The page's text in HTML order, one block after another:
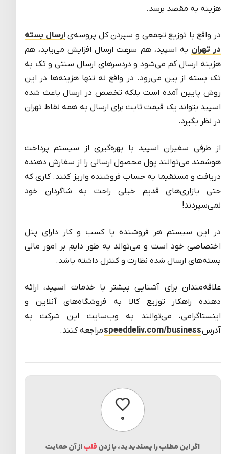
هزینه به مقصد برسد.
در واقع با توزیع تجمعی و سپردن کل پروسه‌یارسال بسته
در تهران به اسپید، هم سرعت ارسال افزایش می‌یابد، هم
هزینه ارسال کم می‌شود و دردسرهای ارسال سنتی و تک به
تک بسته از بین می‌رود. در واقع نه تنها هزینه‌ها در این
روش پایین آمده است بلکه تخصص در ارسال باعث شده
اسپید بتواند یک قیمت ثابت برای ارسال به همه نقاط تهران
در نظر بگیرد.
از طرفی سفیران اسپید با بهره‌گیری از سیستم پرداخت
هوشمند می‌توانند پول محصول ارسالی را از سفارش دهنده
دریافت و مستقیما به حساب فروشنده واریز کنند. کاری که
حتی بازاری‌های قدیم خیلی راحت به شاگردان خود
نمی‌سپردند!
در این سیستم هر فروشنده یا کسب و کار دارای پنل
اختصاصی خود است و می‌تواند به طور دایم بر امور مالی
بسته‌های ارسال شده نظارت و کنترل داشته باشد.
علاقه‌مندان برای آشنایی بیشتر با خدمات اسپید، ارائه
دهنده راهکار توزیع کالا به فروشگاه‌های آنلاین و
اینستاگرامی، می‌توانند به وب‌سایت این شرکت به
آدرسspeeddeliv.com/businessمراجعه کنند.
۰پسندیدن
اگر این مطلب را پسندیدید، با زدن قلباز آن حمایت